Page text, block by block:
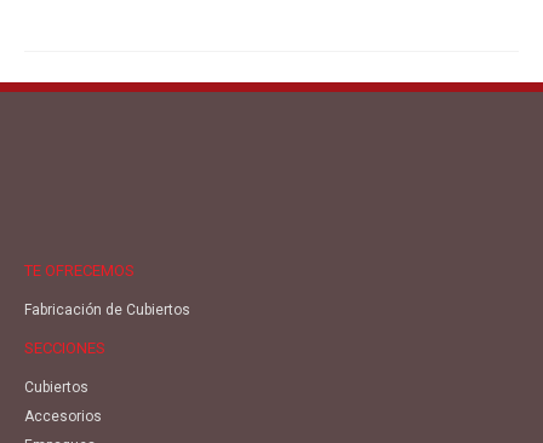
TE OFRECEMOS
Fabricación de Cubiertos
SECCIONES
Cubiertos
Accesorios